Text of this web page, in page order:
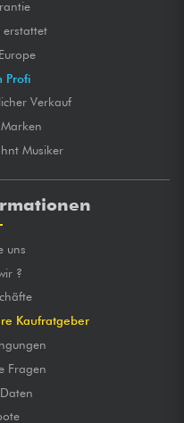
erstattet
Profi
Verkauf
Musiker
uns
?
Kaufratgeber
Fragen